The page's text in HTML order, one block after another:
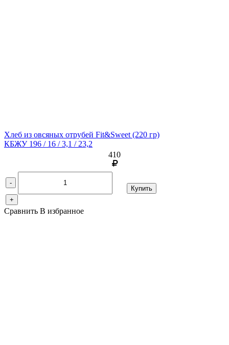
Хлеб из овсяных отрубей Fit&Sweet (220 гр)
КБЖУ 196 / 16 / 3,1 / 23,2
410
-
+
Купить
Сравнить В избранное